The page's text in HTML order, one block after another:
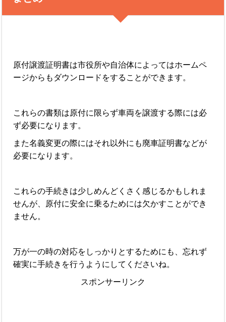
原付譲渡証明書は市役所や自治体によってはホームペ
ージからもダウンロードをすることができます。
これらの書類は原付に限らず車両を譲渡する際には必
ず必要になります。
また名義変更の際にはそれ以外にも廃車証明書などが
必要になります。
これらの手続きは少しめんどくさく感じるかもしれま
せんが、原付に安全に乗るためには欠かすことができ
ません。
万が一の時の対応をしっかりとするためにも、忘れず
確実に手続きを行うようにしてくださいね。
スポンサーリンク